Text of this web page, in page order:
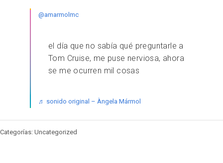
@amarmolmc
el día que no sabía qué preguntarle a
Tom Cruise, me puse nerviosa, ahora
se me ocurren mil cosas
♬ sonido original – Àngela Mármol
Categorías: Uncategorized